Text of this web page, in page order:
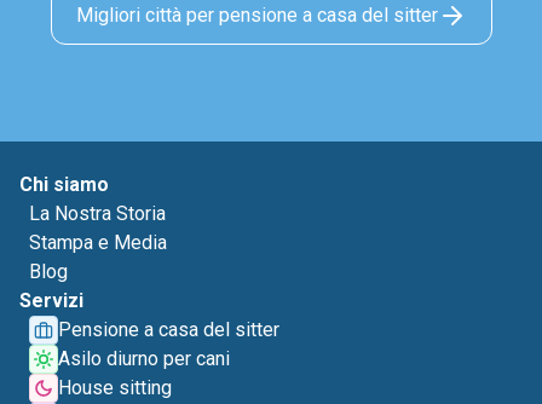
Migliori città per pensione a casa del sitter
Chi siamo
La Nostra Storia
Stampa e Media
Blog
Servizi
Pensione a casa del sitter
Asilo diurno per cani
House sitting